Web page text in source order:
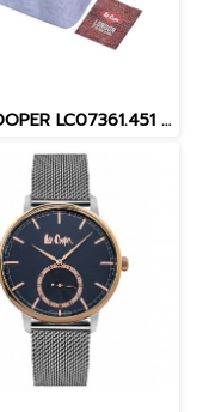
LEE COOPER LC07361.451 MALE 45 MM. นาฬิกาข้อมือ นาฬิกาสำหรับผู้ชาย